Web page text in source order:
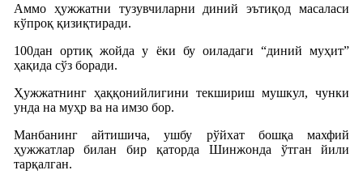
Аммо ҳужжатни тузувчиларни диний эътиқод масаласи
кўпроқ қизиқтиради.
100дан ортиқ жойда у ёки бу оиладаги “диний муҳит”
ҳақида сўз боради.
Ҳужжатнинг ҳаққонийлигини текшириш мушкул, чунки
унда на муҳр ва на имзо бор.
Манбанинг айтишича, ушбу рўйхат бошқа махфий
ҳужжатлар билан бир қаторда Шинжонда ўтган йили
тарқалган.